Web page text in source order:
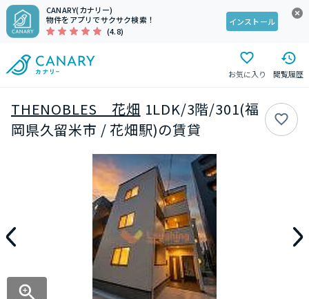
CANARY(カナリー)
物件をアプリでサクサク検索！
(4.8)
インストール
お気に入り 閲覧履歴
THENOBLES 花畑 1LDK/3階/301(福
岡県久留米市 / 花畑駅)の賃貸